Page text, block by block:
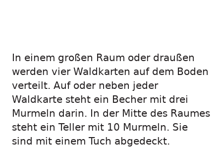
In einem großen Raum oder draußen
werden vier Waldkarten auf dem Boden
verteilt. Auf oder neben jeder
Waldkarte steht ein Becher mit drei
Murmeln darin. In der Mitte des Raumes
steht ein Teller mit 10 Murmeln. Sie
sind mit einem Tuch abgedeckt.